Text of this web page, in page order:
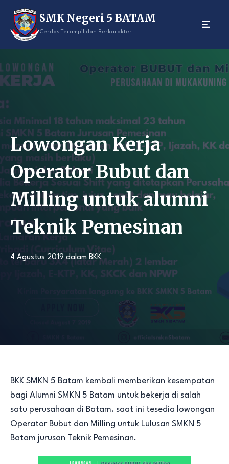
content
SMK Negeri 5 BATAM
Cerdas Terampil dan Berkarakter
Lowongan Kerja
Operator Bubut dan
Milling untuk alumni
Teknik Pemesinan
4 Agustus 2019 dalam BKK
BKK SMKN 5 Batam kembali memberikan kesempatan
bagi Alumni SMKN 5 Batam untuk bekerja di salah
satu perusahaan di Batam. saat ini tesedia lowongan
Operator Bubut dan Milling untuk Lulusan SMKN 5
Batam jurusan Teknik Pemesinan.